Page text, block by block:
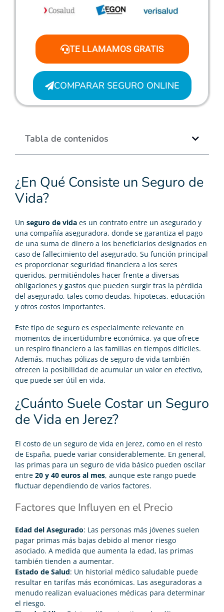
¿En Qué Consiste un Seguro de
Vida?
Un seguro de vida es un contrato entre un asegurado y
una compañía aseguradora, donde se garantiza el pago
de una suma de dinero a los beneficiarios designados en
caso de fallecimiento del asegurado. Su función principal
es proporcionar seguridad financiera a los seres
queridos, permitiéndoles hacer frente a diversas
obligaciones y gastos que pueden surgir tras la pérdida
del asegurado, tales como deudas, hipotecas, educación
y otros costos importantes.
Este tipo de seguro es especialmente relevante en
momentos de incertidumbre económica, ya que ofrece
un respiro financiero a las familias en tiempos difíciles.
Además, muchas pólizas de seguro de vida también
ofrecen la posibilidad de acumular un valor en efectivo,
que puede ser útil en vida.
¿Cuánto Suele Costar un Seguro
de Vida en Jerez?
El costo de un seguro de vida en Jerez, como en el resto
de España, puede variar considerablemente. En general,
las primas para un seguro de vida básico pueden oscilar
entre 20 y 40 euros al mes, aunque este rango puede
fluctuar dependiendo de varios factores.
Factores que Influyen en el Precio
Edad del Asegurado: Las personas más jóvenes suelen
pagar primas más bajas debido al menor riesgo
asociado. A medida que aumenta la edad, las primas
también tienden a aumentar.
Estado de Salud: Un historial médico saludable puede
resultar en tarifas más económicas. Las aseguradoras a
menudo realizan evaluaciones médicas para determinar
el riesgo.
TE LLAMAMOS GRATIS
COMPARAR SEGURO ONLINE
Tabla de contenidos